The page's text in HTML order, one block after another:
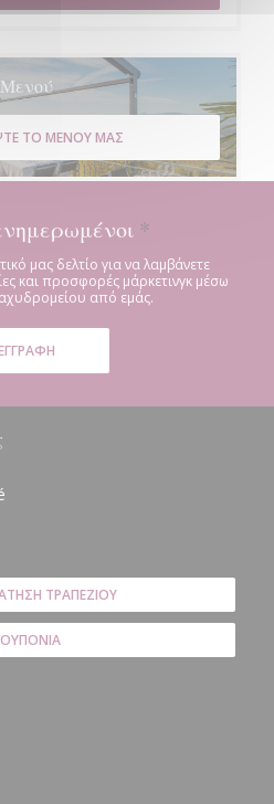
Μενού
ΤΟ ΜΕΝΟΎ ΜΑΣ
*
μας δελτίο για να λαμβάνετε
και προσφορές μάρκετινγκ μέσω
από εμάς.
ΤΡΑΠΕΖΙΟΎ
νέο παράθυρο))
σε νέο παράθυρο))